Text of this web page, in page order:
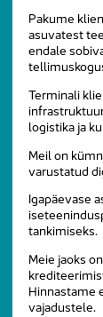
Pakume
asuvatest
endale
Terminali
logistika ja
Meil on
varustatud
Igapäevase
tankimiseks.
Meie jaoks
Hinnastame
vajadustele.